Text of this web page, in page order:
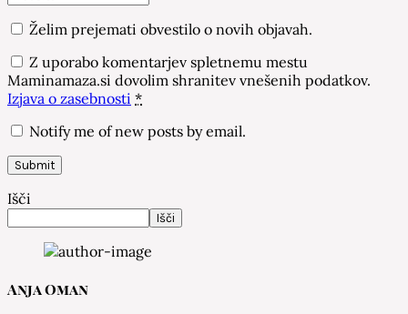
Želim prejemati obvestilo o novih objavah.
Z uporabo komentarjev spletnemu mestu
Maminamaza.si dovolim shranitev vnešenih podatkov.
Izjava o zasebnosti *
Notify me of new posts by email.
Išči
Išči
Anja Oman